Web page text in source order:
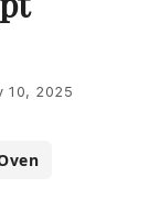
10, 2025